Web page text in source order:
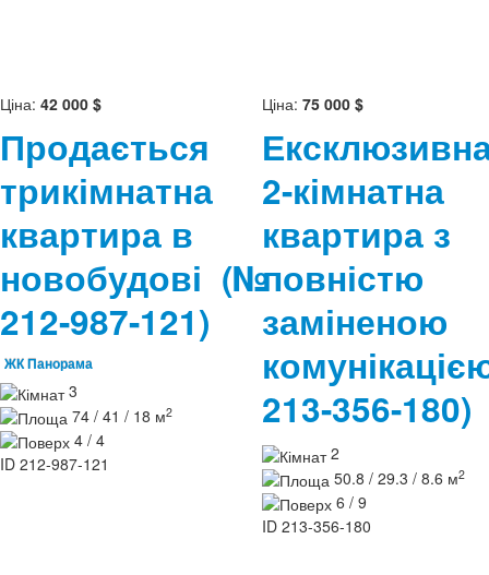
Ціна: 42 000 $
Продається
трикімнатна
квартира в
новобудові (№
212-987-121)
ЖК Панорама
3
74 / 41 / 18 м2
4 / 4
ID 212-987-121
Ціна: 75 000 $
2-кімнатна
квартира з
повністю
заміненою
213-356-180)
2
50.8 / 29.3 / 8.6 м2
6 / 9
ID 213-356-180